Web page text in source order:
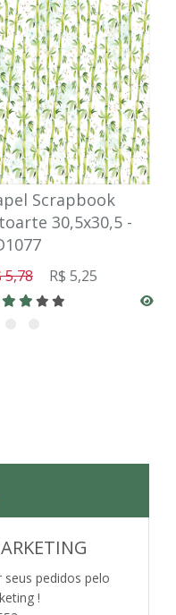
Scrapbook
30,5x30,5 -
5,78 R$ 5,25
pedidos pelo
!